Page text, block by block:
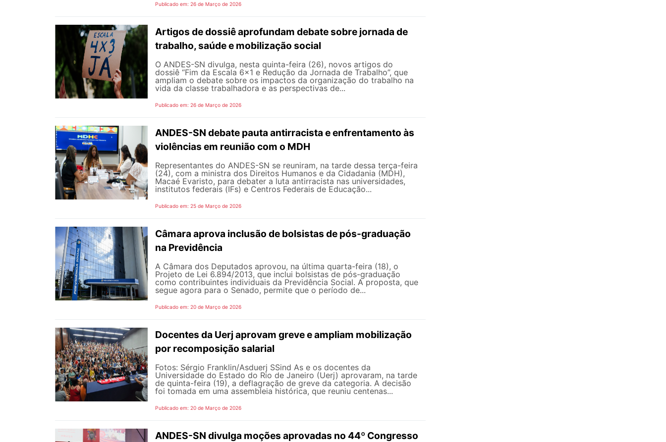
Publicado em: 26 de Março de 2026
Artigos de dossiê aprofundam debate sobre jornada de
trabalho, saúde e mobilização social
O ANDES-SN divulga, nesta quinta-feira (26), novos artigos do
dossiê “Fim da Escala 6×1 e Redução da Jornada de Trabalho”, que
ampliam o debate sobre os impactos da organização do trabalho na
vida da classe trabalhadora e as perspectivas de...
Publicado em: 26 de Março de 2026
ANDES-SN debate pauta antirracista e enfrentamento às
violências em reunião com o MDH
Representantes do ANDES-SN se reuniram, na tarde dessa terça-feira
(24), com a ministra dos Direitos Humanos e da Cidadania (MDH),
Macaé Evaristo, para debater a luta antirracista nas universidades,
institutos federais (IFs) e Centros Federais de Educação...
Publicado em: 25 de Março de 2026
Câmara aprova inclusão de bolsistas de pós-graduação
na Previdência
A Câmara dos Deputados aprovou, na última quarta-feira (18), o
Projeto de Lei 6.894/2013, que inclui bolsistas de pós-graduação
como contribuintes individuais da Previdência Social. A proposta, que
segue agora para o Senado, permite que o período de...
Publicado em: 20 de Março de 2026
Docentes da Uerj aprovam greve e ampliam mobilização
por recomposição salarial
Fotos: Sérgio Franklin/Asduerj SSind As e os docentes da
Universidade do Estado do Rio de Janeiro (Uerj) aprovaram, na tarde
de quinta-feira (19), a deflagração de greve da categoria. A decisão
foi tomada em uma assembleia histórica, que reuniu centenas...
Publicado em: 20 de Março de 2026
ANDES-SN divulga moções aprovadas no 44º Congresso